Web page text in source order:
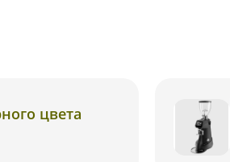
цвета